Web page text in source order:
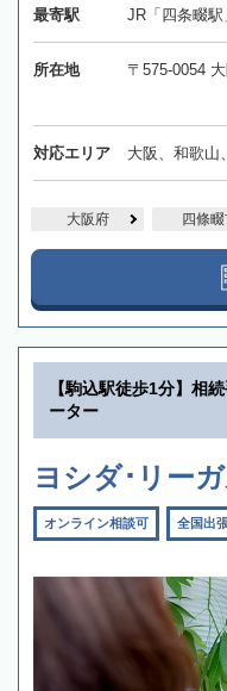
最寄駅 JR「四条畷駅
所在地 〒575-0054
対応エリア 大阪、和歌山
大阪府 四條
【駒込駅徒歩1分】相
ーター
ヨシダ･リー
オンライン相談可 全国出